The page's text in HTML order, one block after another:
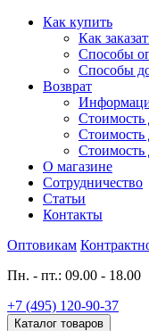
Как купить
Как
Способы
Способы
Возврат
Стоимость
Стоимость
Стоимость
О магазине
Сотрудничество
Статьи
Контакты
Оптовикам
Пн. - пт.: 09.00 - 18.00
+7 (495) 120-90-37
Каталог товаров